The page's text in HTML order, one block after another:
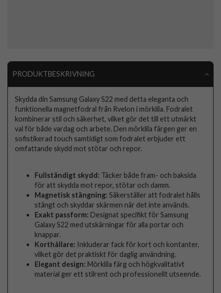
PRODUKTBESKRIVNING
Skydda din Samsung Galaxy S22 med detta eleganta och
funktionella magnetfodral från Rvelon i mörklila. Fodralet
kombinerar stil och säkerhet, vilket gör det till ett utmärkt
val för både vardag och arbete. Den mörklila färgen ger en
sofistikerad touch samtidigt som fodralet erbjuder ett
omfattande skydd mot stötar och repor.
Fullständigt skydd: Täcker både fram- och baksida
för att skydda mot repor, stötar och damm.
Magnetisk stängning: Säkerställer att fodralet hålls
stängt och skyddar skärmen när det inte används.
Exakt passform: Designat specifikt för Samsung
Galaxy S22 med utskärningar för alla portar och
knappar.
Korthållare: Inkluderar fack för kort och kontanter,
vilket gör det praktiskt för daglig användning.
Elegant design: Mörklila färg och högkvalitativt
material ger ett stilrent och professionellt utseende.